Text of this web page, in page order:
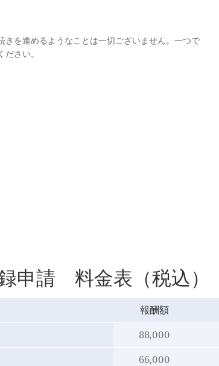
を進めるようなことは一切ございません。一つで
さい。
申請 料金表（税込）
報酬額
88,000
66,000